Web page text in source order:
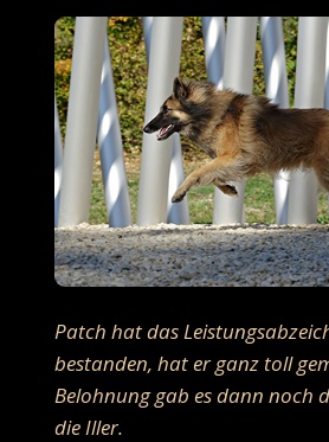
Patch hat das
bestanden, hat er ganz toll
Belohnung gab es dann noch
die Iller.